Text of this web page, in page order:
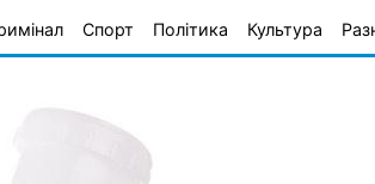
Спорт Політика Культура